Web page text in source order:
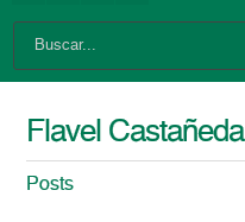
Flavel Castañeda
Posts